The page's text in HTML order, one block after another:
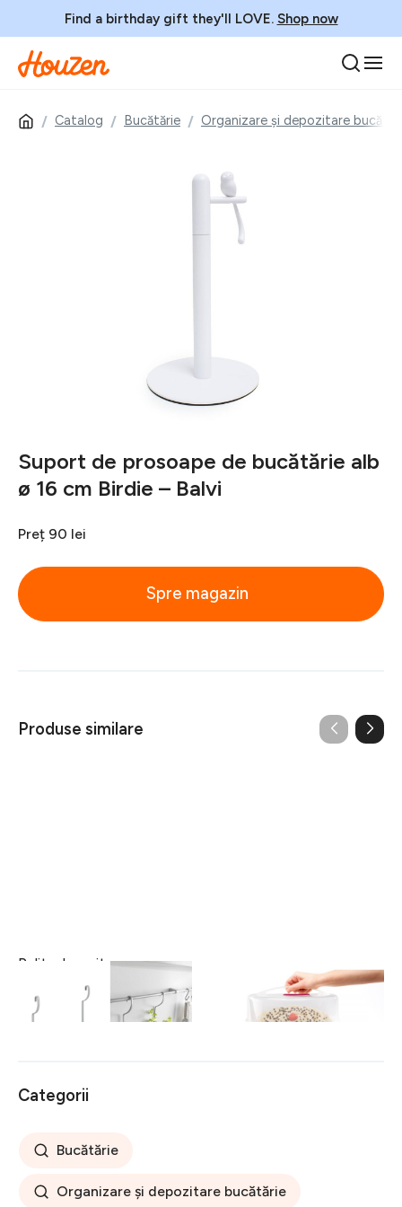
Find a birthday gift they'll LOVE. Shop now
Catalog Bucătărie Organizare și depozitare
Suport de prosoape de bucătărie alb
ø 16 cm Birdie – Balvi
Preț 90 lei
Spre magazin
Produse similare
Polita depozitare
condimente City Frost,
Metaltex, 35x9x26 cm,
metal/invelis Polytherm,
34 lei
Metaltex, plastic, 8-15x30
cm, alb/roz
Categorii
Bucătărie
Organizare și depozitare bucătărie